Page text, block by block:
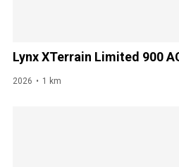
Lynx XTerrain Limited 900
2026 1 km